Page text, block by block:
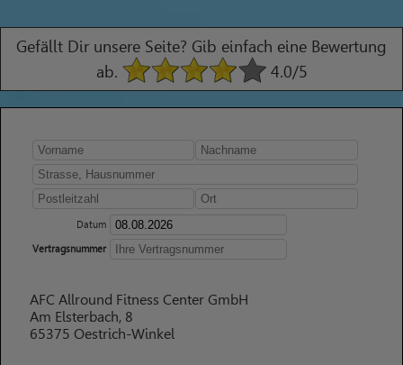
Gefällt Dir unsere Seite? Gib einfach eine Bewertung
ab.
4.0/5
Datum
Vertragsnummer
AFC Allround Fitness Center GmbH
Am Elsterbach, 8
65375 Oestrich-Winkel